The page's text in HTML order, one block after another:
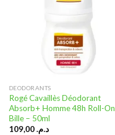
DEODORANTS
Rogé Cavaillès Déodorant
Absorb+ Homme 48h Roll-On
Bille – 50ml
د.م.109,00